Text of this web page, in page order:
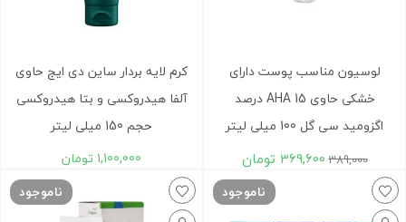
لوسیون مناسب پوست دارای
خشکی حاوی AHA 15 درصد
اگزومید سی گل 100 میلی لیتر
389,000
369,600 تومان
کرم لایه بردار ساین دی ایج حاوی
آلفا هیدروکسی و بتا هیدروکسی
حجم 150 میلی لیتر
1,100,000 تومان
ناموجود ناموجود